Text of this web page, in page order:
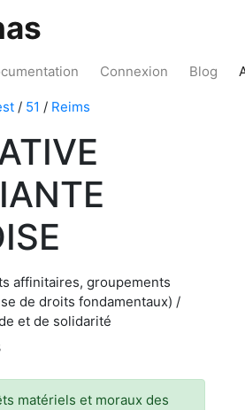
Connexion Blog
/ 51 / Reims
affinitaires, groupements
de droits fondamentaux) /
et de solidarité
matériels et moraux des